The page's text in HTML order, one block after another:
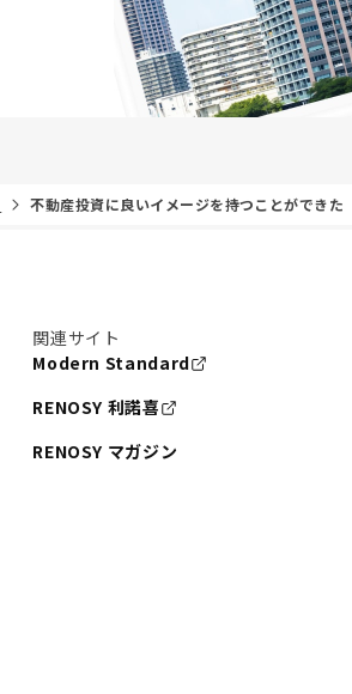
不動産投資に良いイメージを持つことができた
関連サイト
Modern Standard
RENOSY 利諾喜
RENOSY マガジン